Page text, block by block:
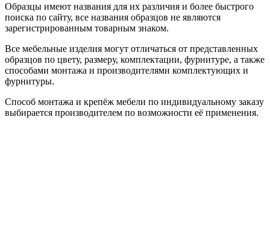
Образцы имеют названия для их различия и более быстрого
поиска по сайту, все названия образцов не являются
зарегистрированным товарным знаком.
Все мебельные изделия могут отличаться от представленных
образцов по цвету, размеру, комплектации, фурнитуре, а также
способами монтажа и производителями комплектующих и
фурнитуры.
Способ монтажа и крепёж мебели по индивидуальному заказу
выбирается производителем по возможности её применения.